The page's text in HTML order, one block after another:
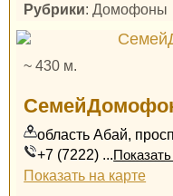
Рубрики: Домофоны
~ 430 м.
область Абай,
+7 (7222) ...
Показать на карте